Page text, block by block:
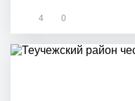
4 0